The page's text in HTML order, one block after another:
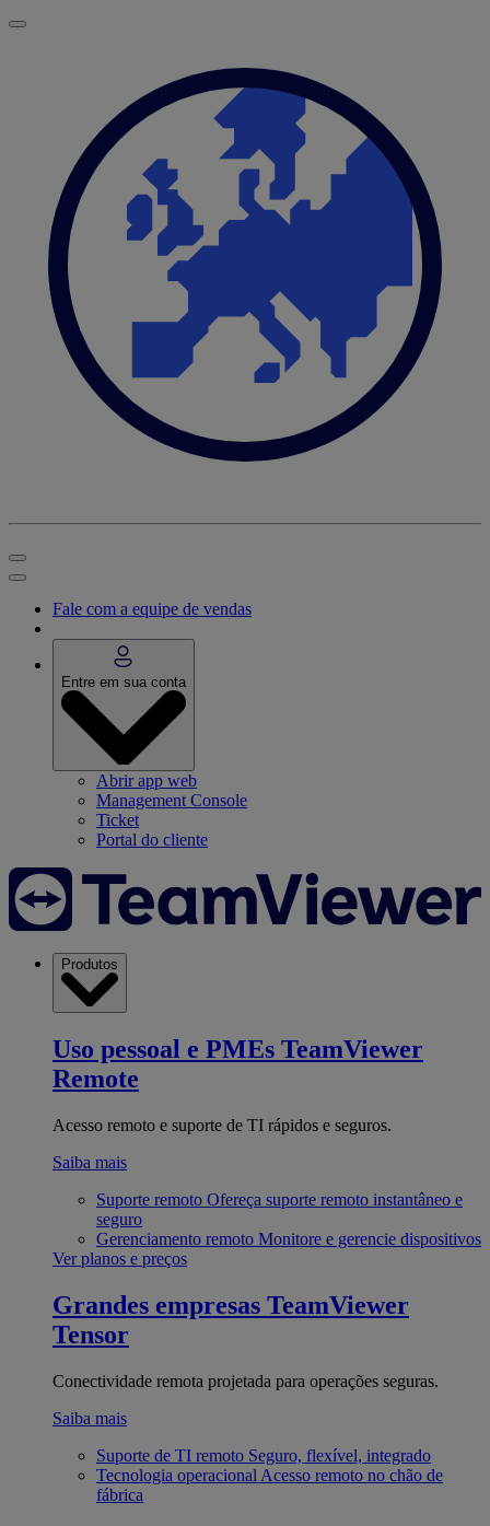
Fale com a equipe de vendas
Entre em sua conta
Abrir app web
Management Console
Ticket
Portal do cliente
Produtos
Uso pessoal e PMEs TeamViewer
Remote
Acesso remoto e suporte de TI rápidos e seguros.
Saiba mais
Suporte remoto Ofereça suporte remoto instantâneo e
seguro
Gerenciamento remoto Monitore e gerencie dispositivos
Ver planos e preços
Grandes empresas TeamViewer
Tensor
Conectividade remota projetada para operações seguras.
Saiba mais
Suporte de TI remoto Seguro, flexível, integrado
Tecnologia operacional Acesso remoto no chão de
fábrica